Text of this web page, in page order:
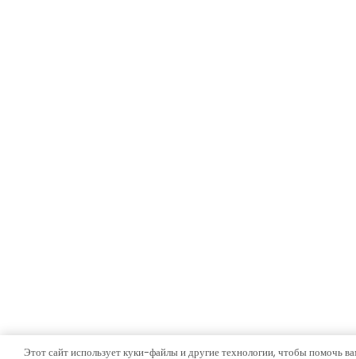
Этот сайт использует куки-файлы и другие технологии, чтобы помочь